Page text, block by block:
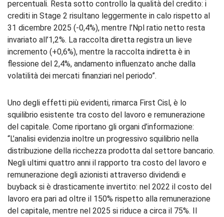
percentuali. Resta sotto controllo la qualità del credito: i
crediti in Stage 2 risultano leggermente in calo rispetto al
31 dicembre 2025 (-0,4%), mentre l’Npl ratio netto resta
invariato all’1,2%. La raccolta diretta registra un lieve
incremento (+0,6%), mentre la raccolta indiretta è in
flessione del 2,4%, andamento influenzato anche dalla
volatilità dei mercati finanziari nel periodo”.
Uno degli effetti più evidenti, rimarca First Cisl, è lo
squilibrio esistente tra costo del lavoro e remunerazione
del capitale. Come riportano gli organi d’informazione:
“L’analisi evidenzia inoltre un progressivo squilibrio nella
distribuzione della ricchezza prodotta dal settore bancario.
Negli ultimi quattro anni il rapporto tra costo del lavoro e
remunerazione degli azionisti attraverso dividendi e
buyback si è drasticamente invertito: nel 2022 il costo del
lavoro era pari ad oltre il 150% rispetto alla remunerazione
del capitale, mentre nel 2025 si riduce a circa il 75%. Il